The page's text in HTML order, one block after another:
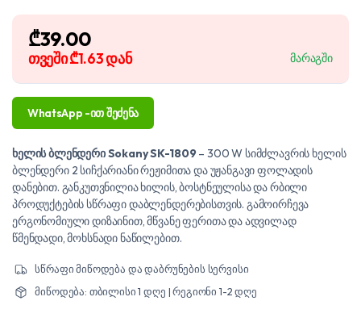
₾39.00
თვეში₾1.63დან მარაგში
WhatsApp -ით შეძენა
ხელის ბლენდერი Sokany SK-1809– 300 W სიმძლავრის ხელის
ბლენდერი 2 სიჩქარიანი რეჟიმითა და უჟანგავი ფოლადის
დანებით. განკუთვნილია ხილის, ბოსტნეულისა და რბილი
პროდუქტების სწრაფი დაბლენდერებისთვის. გამოირჩევა
ერგონომიული დიზაინით, მწვანე ფერითა და ადვილად
წმენდადი, მოხსნადი ნაწილებით.
სწრაფი მიწოდება და დაბრუნების სერვისი
მიწოდება: თბილისი 1 დღე | რეგიონი 1-2 დღე